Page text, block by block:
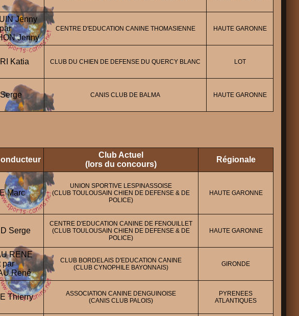
Jenny
Jenny
CENTRE D'EDUCATION CANINE THOMASIENNE HAUTE GARONNE
Katia CLUB DU CHIEN DE DEFENSE DU QUERCY BLANC LOT
CANIS CLUB DE BALMA HAUTE GARONNE
Club Actuel
(lors du concours)
Régionale
Marc
UNION SPORTIVE LESPINASSOISE
(CLUB TOULOUSAIN CHIEN DE DEFENSE & DE
POLICE)
HAUTE GARONNE
Serge
CENTRE D'EDUCATION CANINE DE FENOUILLET
(CLUB TOULOUSAIN CHIEN DE DEFENSE & DE
POLICE)
HAUTE GARONNE
RENE
par
René
CLUB BORDELAIS D'EDUCATION CANINE
(CLUB CYNOPHILE BAYONNAIS)
GIRONDE
Thierry
ASSOCIATION CANINE DENGUINOISE
(CANIS CLUB PALOIS)
PYRENEES
ATLANTIQUES